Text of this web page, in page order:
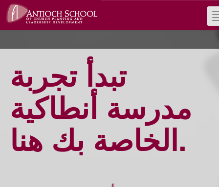
تبدأ تجربة
مدرسة أنطاكية
الخاصة بك هنا.